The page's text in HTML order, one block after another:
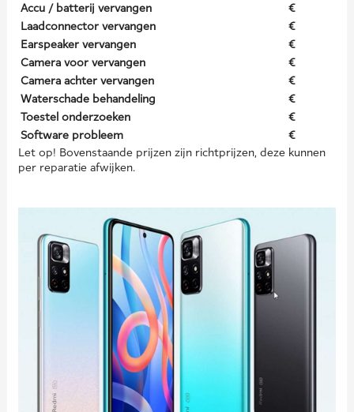
Accu / batterij vervangen
€
Laadconnector vervangen
€
Earspeaker vervangen
€
Camera voor vervangen
€
Camera achter vervangen
€
Waterschade behandeling
€
Toestel onderzoeken
€
Software probleem
€
Let op! Bovenstaande prijzen zijn richtprijzen, deze kunnen
per reparatie afwijken.